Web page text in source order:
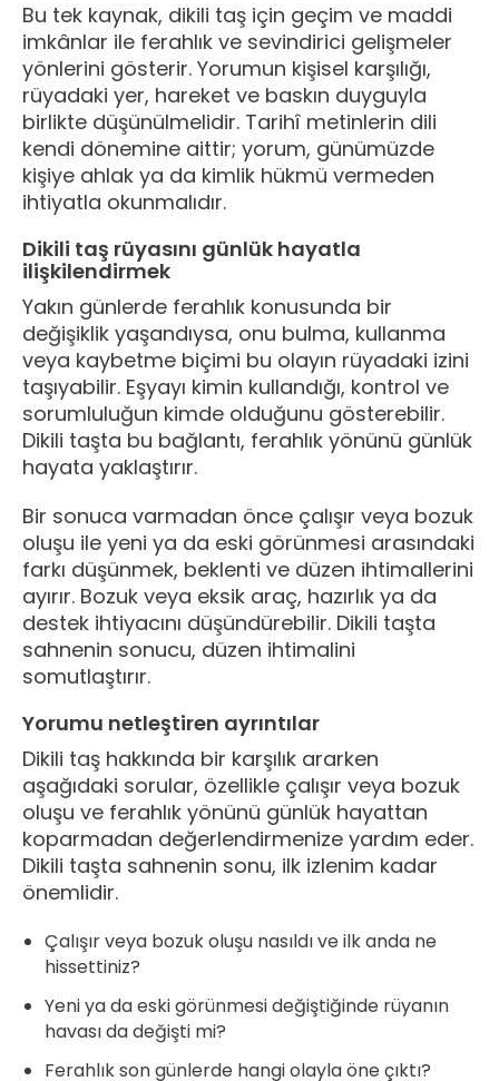
Bu tek kaynak, dikili taş için geçim ve maddi
imkânlar ile ferahlık ve sevindirici gelişmeler
yönlerini gösterir. Yorumun kişisel karşılığı,
rüyadaki yer, hareket ve baskın duyguyla
birlikte düşünülmelidir. Tarihî metinlerin dili
kendi dönemine aittir; yorum, günümüzde
kişiye ahlak ya da kimlik hükmü vermeden
ihtiyatla okunmalıdır.
Dikili taş rüyasını günlük hayatla
ilişkilendirmek
Yakın günlerde ferahlık konusunda bir
değişiklik yaşandıysa, onu bulma, kullanma
veya kaybetme biçimi bu olayın rüyadaki izini
taşıyabilir. Eşyayı kimin kullandığı, kontrol ve
sorumluluğun kimde olduğunu gösterebilir.
Dikili taşta bu bağlantı, ferahlık yönünü günlük
hayata yaklaştırır.
Bir sonuca varmadan önce çalışır veya bozuk
oluşu ile yeni ya da eski görünmesi arasındaki
farkı düşünmek, beklenti ve düzen ihtimallerini
ayırır. Bozuk veya eksik araç, hazırlık ya da
destek ihtiyacını düşündürebilir. Dikili taşta
sahnenin sonucu, düzen ihtimalini
somutlaştırır.
Yorumu netleştiren ayrıntılar
Dikili taş hakkında bir karşılık ararken
aşağıdaki sorular, özellikle çalışır veya bozuk
oluşu ve ferahlık yönünü günlük hayattan
koparmadan değerlendirmenize yardım eder.
Dikili taşta sahnenin sonu, ilk izlenim kadar
önemlidir.
Çalışır veya bozuk oluşu nasıldı ve ilk anda ne
hissettiniz?
Yeni ya da eski görünmesi değiştiğinde rüyanın
havası da değişti mi?
Ferahlık son günlerde hangi olayla öne çıktı?